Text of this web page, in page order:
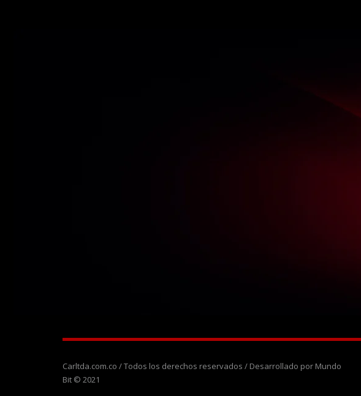
Carltda.com.co / Todos los derechos reservados / Desarrollado por Mundo
Bit © 2021